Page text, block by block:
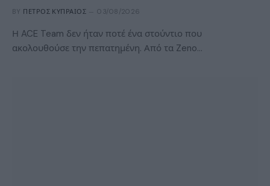
BY ΠΈΤΡΟΣ ΚΥΠΡΑΊΟΣ 03/08/2026
Η ACE Team δεν ήταν ποτέ ένα στούντιο που
ακολουθούσε την πεπατημένη. Από τα Zeno…